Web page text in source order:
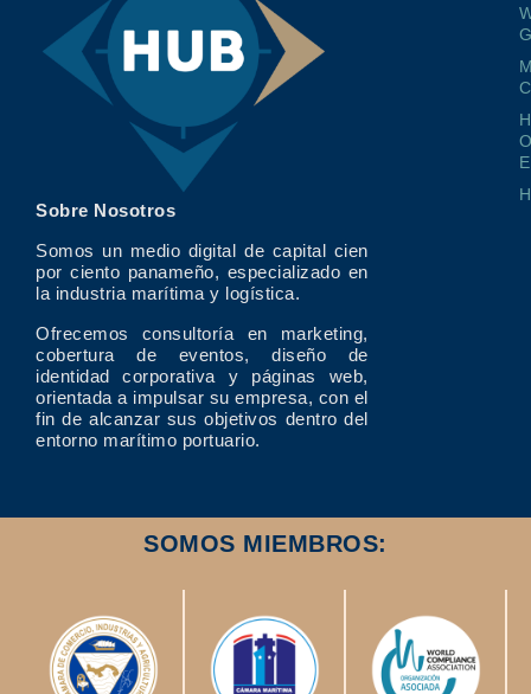
Sobre Nosotros
Somos un medio digital de capital cien
por ciento panameño, especializado en
la industria marítima y logística.
Ofrecemos consultoría en marketing,
cobertura de eventos, diseño de
identidad corporativa y páginas web,
orientada a impulsar su empresa, con el
fin de alcanzar sus objetivos dentro del
entorno marítimo portuario.
SOMOS MIEMBROS: